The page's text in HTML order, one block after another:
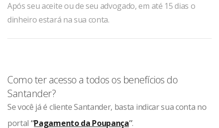
Após seu aceite ou de seu advogado, em até 15 dias o
dinheiro estará na sua conta.
Como ter acesso a todos os benefícios do
Santander?
Se você já é cliente Santander, basta indicar sua conta no
portal “Pagamento da Poupança”.